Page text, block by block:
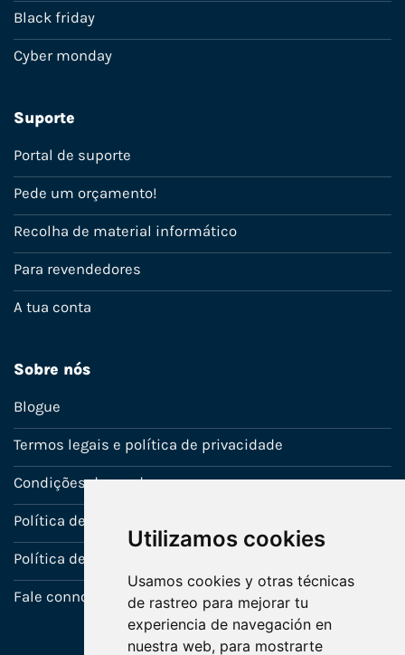
Utilizamos cookies
Usamos cookies y otras técnicas
de rastreo para mejorar tu
experiencia de navegación en
nuestra web, para mostrarte
Black friday
Cyber monday
Suporte
Portal de suporte
Pede um orçamento!
Recolha de material informático
Para revendedores
A tua conta
Sobre nós
Blogue
Termos legais e política de privacidade
Condições de venda
Política de Garantia
Política de utilização de cookies
Fale connosco